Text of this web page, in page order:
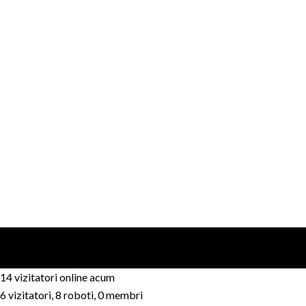
14 vizitatori online acum
6 vizitatori, 8 roboti, 0 membri